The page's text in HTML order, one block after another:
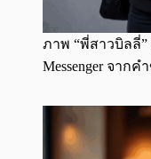
ภาพ “พี่สาวบิลลี่”
Messenger จาก